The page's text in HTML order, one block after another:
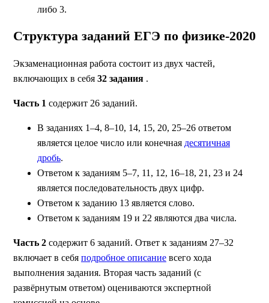
либо 3.
Структура заданий ЕГЭ по физике-2020
Экзаменационная работа состоит из двух частей,
включающих в себя 32 задания .
Часть 1 содержит 26 заданий.
В заданиях 1–4, 8–10, 14, 15, 20, 25–26 ответом
является целое число или конечная десятичная
дробь.
Ответом к заданиям 5–7, 11, 12, 16–18, 21, 23 и 24
является последовательность двух цифр.
Ответом к заданию 13 является слово.
Ответом к заданиям 19 и 22 являются два числа.
Часть 2 содержит 6 заданий. Ответ к заданиям 27–32
включает в себя подробное описание всего хода
выполнения задания. Вторая часть заданий (с
развёрнутым ответом) оцениваются экспертной